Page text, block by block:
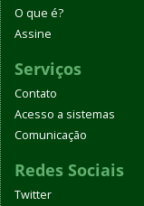
O que é?
Assine
Serviços
Contato
Acesso a sistemas
Comunicação
Redes Sociais
Twitter